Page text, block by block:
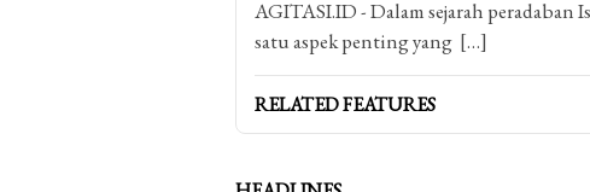
AGITASI.ID - Dalam sejarah peradaban
satu aspek penting yang […]
RELATED FEATURES